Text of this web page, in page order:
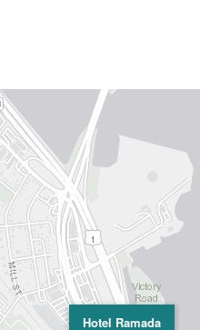
Hotel Ramada